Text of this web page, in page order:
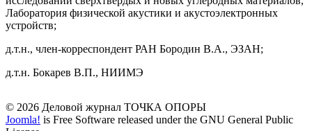
Лаборатория физической акустики и акустоэлектронных
устройств;
д.т.н., член-корреспондент РАН Бородин В.А., ЭЗАН;
д.т.н. Бокарев В.П., НИИМЭ
© 2026 Деловой журнал ТОЧКА ОПОРЫ
Joomla! is Free Software released under the GNU General Public